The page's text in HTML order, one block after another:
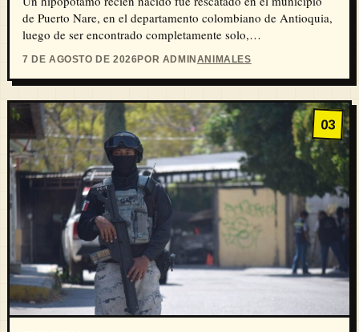
de Puerto Nare, en el departamento colombiano de Antioquia,
luego de ser encontrado completamente solo,…
7 DE AGOSTO DE 2026POR ADMINANIMALES
03